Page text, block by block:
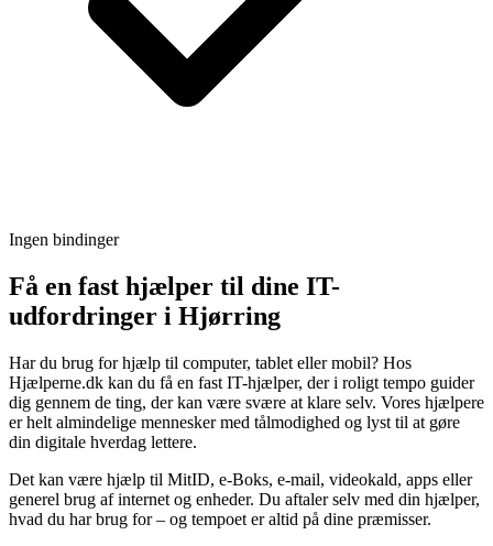
Ingen bindinger
Få en fast hjælper til dine IT-
udfordringer i Hjørring
Har du brug for hjælp til computer, tablet eller mobil? Hos
Hjælperne.dk kan du få en fast IT-hjælper, der i roligt tempo guider
dig gennem de ting, der kan være svære at klare selv. Vores hjælpere
er helt almindelige mennesker med tålmodighed og lyst til at gøre
din digitale hverdag lettere.
Det kan være hjælp til MitID, e-Boks, e-mail, videokald, apps eller
generel brug af internet og enheder. Du aftaler selv med din hjælper,
hvad du har brug for – og tempoet er altid på dine præmisser.